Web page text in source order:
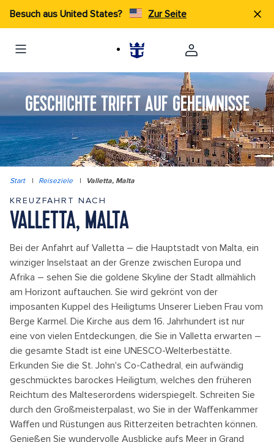
Besuch aus United States? Zur Seite
GESCHICHTE TRIFFT AUF GEHEIMNISSE
Start | Reiseziele | Valletta, Malta
KREUZFAHRT NACH
VALLETTA, MALTA
Bei der Anfahrt auf Valletta – die Hauptstadt von Malta, ein
winziger Inselstaat an der Grenze zwischen Europa und
Afrika – sehen Sie die goldene Skyline der Stadt allmählich
am Horizont auftauchen. Sie wird gekrönt von der
imposanten Kuppel des Heiligtums Unserer Lieben Frau vom
Berge Karmel. Die Kirche aus dem 16. Jahrhundert ist nur
eine von vielen Entdeckungen, die Sie in Valletta erwarten –
die gesamte Stadt ist eine UNESCO-Welterbestätte.
Erkunden Sie die St. John's Co-Cathedral, ein aufwändig
geschmücktes barockes Heiligtum, welches den früheren
Reichtum des Malteserordens widerspiegelt. Schreiten Sie
durch den Großmeisterpalast, wo Sie in der Waffenkammer
Waffen und Rüstungen aus Ritterzeiten betrachten können.
Genießen Sie wundervolle Ausblicke aufs Meer in Grand